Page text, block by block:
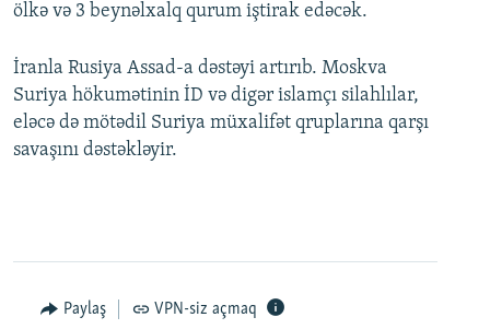
ölkə və 3 beynəlxalq qurum iştirak edəcək.
İranla Rusiya Assad-a dəstəyi artırıb. Moskva
Suriya hökumətinin İD və digər islamçı silahlılar,
eləcə də mötədil Suriya müxalifət qruplarına qarşı
savaşını dəstəkləyir.
Paylaş VPN-siz açmaq